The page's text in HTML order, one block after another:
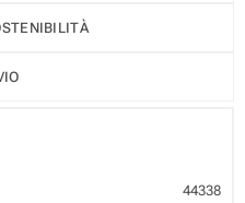
44338